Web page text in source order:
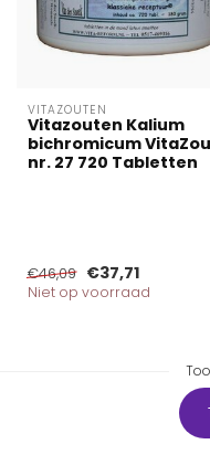
VITAZOUTEN
Vitazouten Kalium
bichromicum
nr. 27 720 Tabletten
€46,09 €37,71
Niet op voorraad